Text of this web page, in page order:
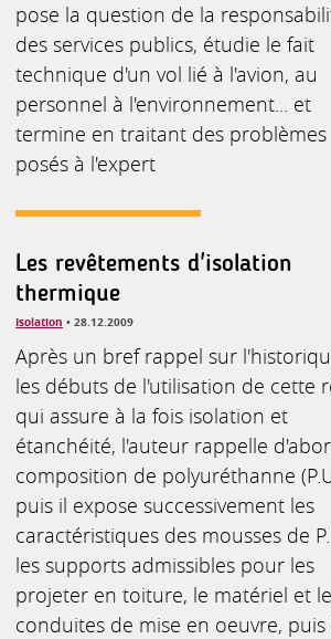
pose la question de la
des services publics, étudie le fait
technique d'un vol lié à l'avion, au
personnel à l'environnement... et
termine en traitant des problèmes
posés à l'expert
Les revêtements d'isolation
thermique
Isolation • 28.12.2009
Après un bref rappel sur
les débuts de l'utilisation de cette
qui assure à la fois isolation et
étanchéité, l'auteur rappelle
composition de polyuréthanne
puis il expose successivement les
caractéristiques des mousses de
les supports admissibles pour les
projeter en toiture, le matériel et
conduites de mise en oeuvre, puis